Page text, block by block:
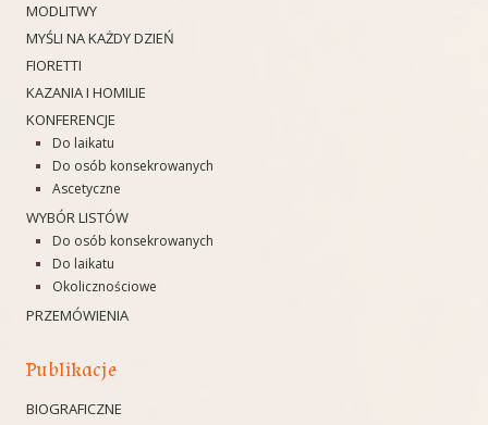
MODLITWY
MYŚLI NA KAŻDY DZIEŃ
FIORETTI
KAZANIA I HOMILIE
KONFERENCJE
Do laikatu
Do osób konsekrowanych
Ascetyczne
WYBÓR LISTÓW
Do osób konsekrowanych
Do laikatu
Okolicznościowe
PRZEMÓWIENIA
Publikacje
BIOGRAFICZNE